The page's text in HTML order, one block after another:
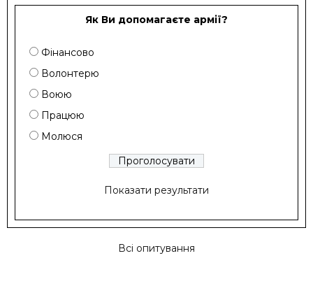
Як Ви допомагаєте армії?
Фінансово
Волонтерю
Воюю
Працюю
Молюся
Показати результати
Всі опитування